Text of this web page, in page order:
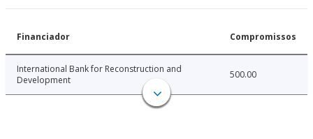
Financiador Compromissos
International Bank for Reconstruction and
Development
500.00